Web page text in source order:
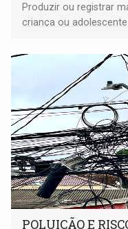
Produzir ou registrar
criança ou
POLUIÇÃO E